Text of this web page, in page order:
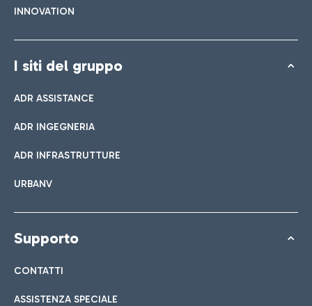
INNOVATION
I siti del gruppo
ADR ASSISTANCE
ADR INGEGNERIA
ADR INFRASTRUTTURE
URBANV
Supporto
CONTATTI
ASSISTENZA SPECIALE